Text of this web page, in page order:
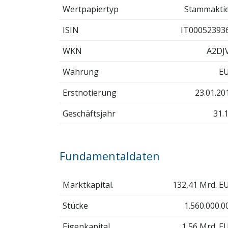
Wertpapiertyp
ISIN
WKN
Währung
Erstnotierung
Geschäftsjahr
Fundamentaldaten
Marktkapital.
132,41 Mrd.
Stücke